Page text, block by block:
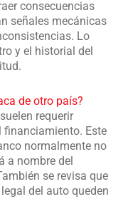
consecuencias
señales mecánicas
Lo
y el historial del
de otro país?
requerir
Este
normalmente no
a nombre del
se revisa que
del auto queden